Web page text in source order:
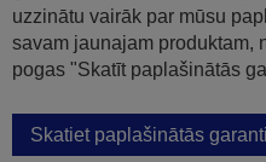
uzzinātu vairāk par mūsu
savam jaunajam produktam,
pogas "Skatīt paplašinātās
Skatiet paplašinātās